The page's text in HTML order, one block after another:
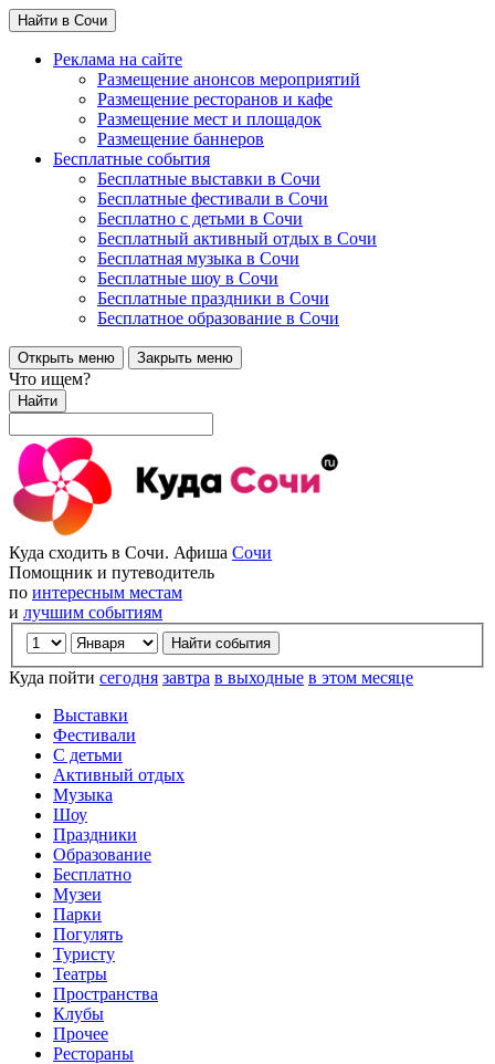
Найти в Сочи
Реклама на сайте
Размещение анонсов мероприятий
Размещение ресторанов и кафе
Размещение мест и площадок
Размещение баннеров
Бесплатные события
Бесплатные выставки в Сочи
Бесплатные фестивали в Сочи
Бесплатно с детьми в Сочи
Бесплатный активный отдых в Сочи
Бесплатная музыка в Сочи
Бесплатные шоу в Сочи
Бесплатные праздники в Сочи
Бесплатное образование в Сочи
Открыть меню Закрыть меню
Что ищем?
Найти
Куда сходить в Сочи. Афиша Сочи
Помощник и путеводитель
по интересным местам
и лучшим событиям
Куда пойти сегодня завтра в выходные в этом месяце
Выставки
Фестивали
С детьми
Активный отдых
Музыка
Шоу
Праздники
Образование
Бесплатно
Музеи
Парки
Погулять
Туристу
Театры
Пространства
Клубы
Прочее
Рестораны